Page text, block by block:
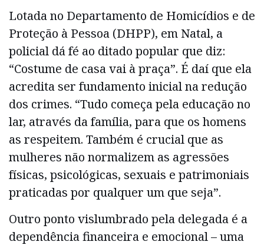
Lotada no Departamento de Homicídios e de
Proteção à Pessoa (DHPP), em Natal, a
policial dá fé ao ditado popular que diz:
“Costume de casa vai à praça”. É daí que ela
acredita ser fundamento inicial na redução
dos crimes. “Tudo começa pela educação no
lar, através da família, para que os homens
as respeitem. Também é crucial que as
mulheres não normalizem as agressões
físicas, psicológicas, sexuais e patrimoniais
praticadas por qualquer um que seja”.
Outro ponto vislumbrado pela delegada é a
dependência financeira e emocional – uma